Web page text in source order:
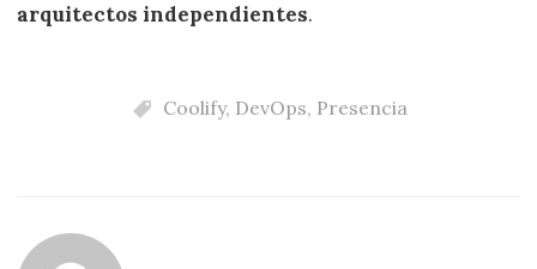
arquitectos independientes.
Coolify, DevOps, Presencia